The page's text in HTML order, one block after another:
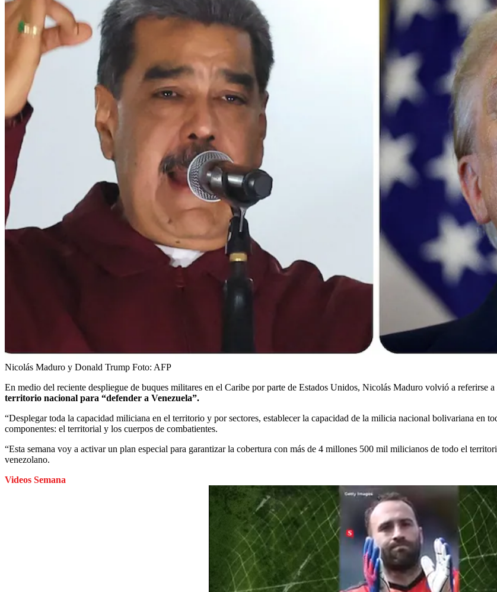
Nicolás Maduro y Donald Trump Foto: AFP
En medio del reciente despliegue de buques militares en el Caribe por parte de Estados Unidos, Nicolás Maduro volvió a referirse
territorio nacional para “defender a Venezuela”.
“Desplegar toda la capacidad miliciana en el territorio y por sectores, establecer la capacidad de la milicia nacional bolivariana en
componentes: el territorial y los cuerpos de combatientes.
“Esta semana voy a activar un plan especial para garantizar la cobertura con más de 4 millones 500 mil milicianos de todo el
venezolano.
Videos Semana